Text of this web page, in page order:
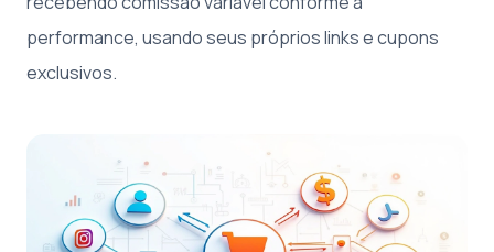
performance, usando seus próprios links e cupons
exclusivos.